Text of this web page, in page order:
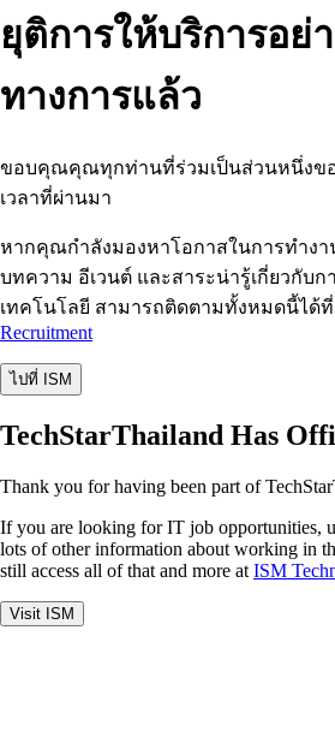
ยุติการให้บริการอย่
ทางการแล้ว
ขอบคุณคุณทุกท่านที่ร่วมเป็นส่วนหนึ่งขอ
เวลาที่ผ่านมา
หากคุณกำลังมองหาโอกาสในการทำง
บทความ อีเวนต์ และสาระน่ารู้เกี่ยวกับก
เทคโนโลยี สามารถติดตามทั้งหมดนี้ได้ที่
Recruitment
ไปที่ ISM
TechStarThailand Has
Thank you for having been part of
If you are looking for IT job opportunities,
lots of other information about working in
still access all of that and more at ISM
Visit ISM